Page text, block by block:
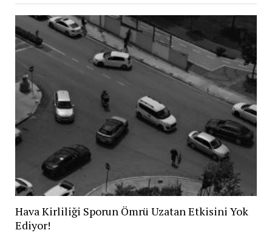
Hava Kirliliği Sporun Ömrü Uzatan Etkisini Yok
Ediyor!